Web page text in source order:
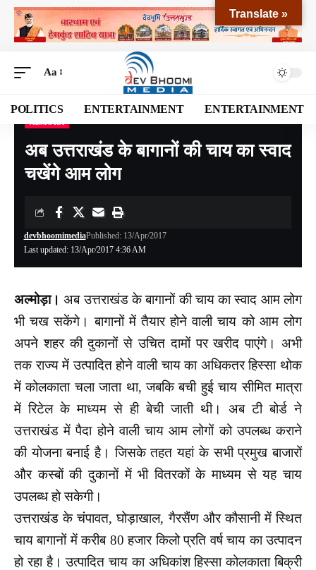
Aa
POLITICS ENTERTAINMENT ENTERTAINMENT
Devbhoomi Media>Blog>NATIONAL>UTTARAKHAND>ALMORA>अब
अब उत्तराखंड के बागानों की चाय का स्वाद
चखेंगे आम लोग
Last updated: 13/Apr/2017 4:36 AM
devbhoomimediaPublished: 13/Apr/2017
अल्मोड़ा। अब उत्तराखंड के बागानों की चाय का स्वाद आम लोग
भी चख सकेंगे। बागानों में तैयार होने वाली चाय को आम लोग
अपने शहर की दुकानों से उचित दामों पर खरीद पाएंगे। अभी
तक राज्य में उत्पादित होने वाली चाय का अधिकतर हिस्सा थोक
में कोलकाता चला जाता था, जबकि बची हुई चाय सीमित मात्रा
में रिटेल के माध्यम से ही बेची जाती थी। अब टी बोर्ड ने
उत्तराखंड में पैदा होने वाली चाय आम लोगों को उपलब्ध कराने
की योजना बनाई है। जिसके तहत यहां के सभी प्रमुख बाजारों
और कस्बों की दुकानों में भी वितरकों के माध्यम से यह चाय
उपलब्ध हो सकेगी।
उत्तराखंड के चंपावत, घोड़ाखाल, गैरसैंण और कौसानी में स्थित
चाय बागानों में करीब 80 हजार किलो प्रति वर्ष चाय का उत्पादन
हो रहा है। उत्पादित चाय का अधिकांश हिस्सा कोलकाता बिक्री
Translate »